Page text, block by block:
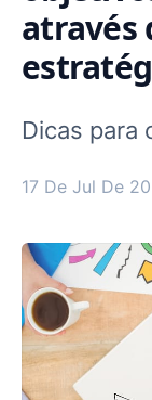
através
Dicas para
17 De Jul De